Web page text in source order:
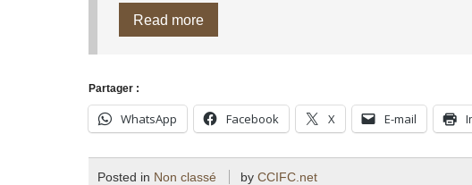
Read more
Partager :
WhatsApp Facebook X E-mail
Posted in Non classé by CCIFC.net